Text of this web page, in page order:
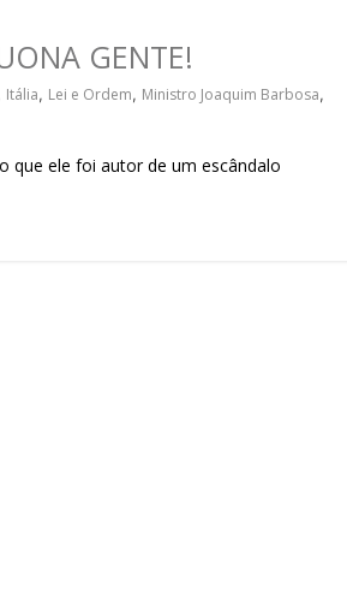
GENTE!
Itália, Lei e Ordem, Ministro Joaquim Barbosa,
que ele foi autor de um escândalo